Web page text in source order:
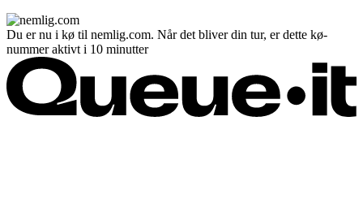
Du er nu i kø til nemlig.com. Når det bliver din tur, er dette kø-
nummer aktivt i 10 minutter